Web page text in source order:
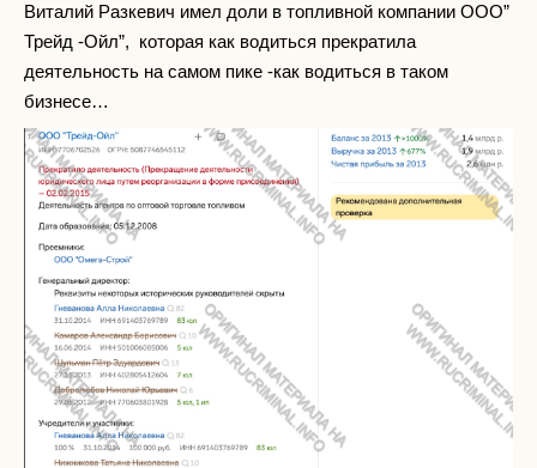
Виталий Разкевич имел доли в топливной компании ООО”
Трейд -Ойл”, которая как водиться прекратила
деятельность на самом пике -как водиться в таком
бизнесе…